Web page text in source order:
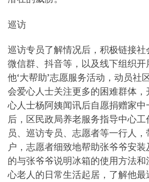
巡访
巡访专员了解情况后，积极链接
微信群、抖音等，以及线下组织开
他‘大帮助’志愿服务活动，动员社
会爱心人士关注更多的困难群体
心人士杨阿姨闻讯后自愿捐赠家
后，区民政局养老服务指导中心工
员、巡访专员、志愿者等一行人，
户，志愿者细致地帮助张爷爷安
的与张爷爷说明冰箱的使用方法
心老人的日常生活起居，了解他